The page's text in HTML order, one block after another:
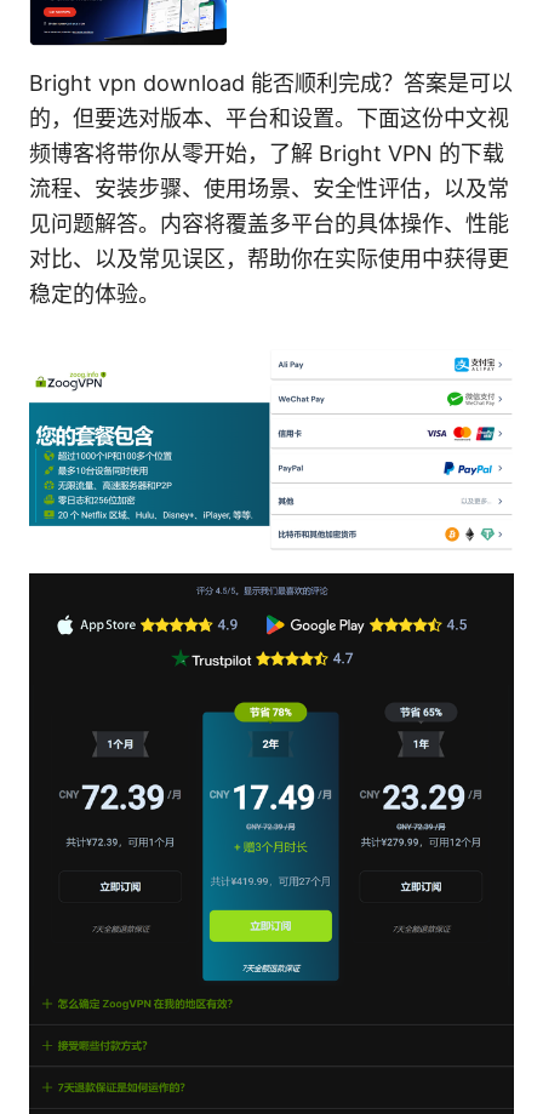
Bright vpn download 能否顺利完成？答案是可以
的，但要选对版本、平台和设置。下面这份中文视
频博客将带你从零开始，了解 Bright VPN 的下载
流程、安装步骤、使用场景、安全性评估，以及常
见问题解答。内容将覆盖多平台的具体操作、性能
对比、以及常见误区，帮助你在实际使用中获得更
稳定的体验。